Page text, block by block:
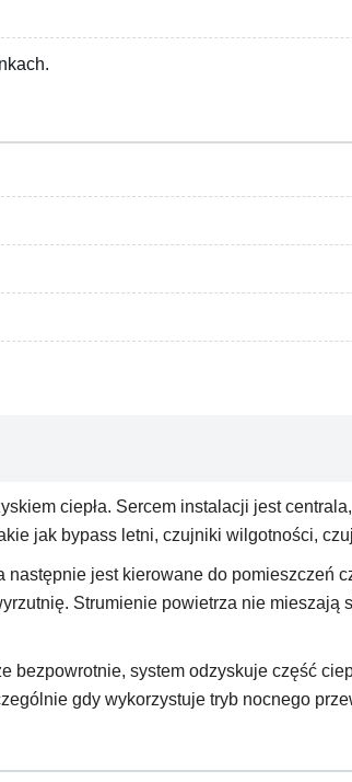
ciepła. Sercem instalacji jest
jak bypass letni, czujniki wilgotności,
jest kierowane do pomieszczeń
Strumienie powietrza nie
system odzyskuje część
gdy wykorzystuje tryb nocnego